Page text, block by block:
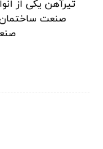
تیرآهن یکی از
صنعت